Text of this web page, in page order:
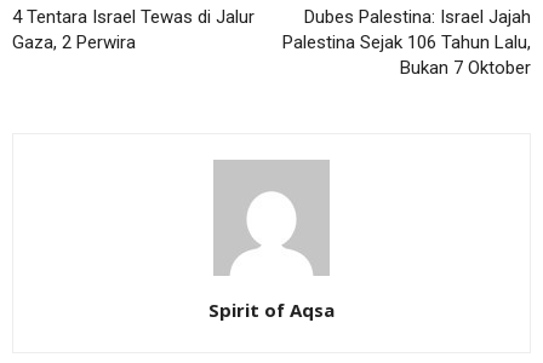
4 Tentara Israel Tewas di Jalur
Gaza, 2 Perwira
Dubes Palestina: Israel Jajah
Palestina Sejak 106 Tahun Lalu,
Bukan 7 Oktober
Spirit of Aqsa